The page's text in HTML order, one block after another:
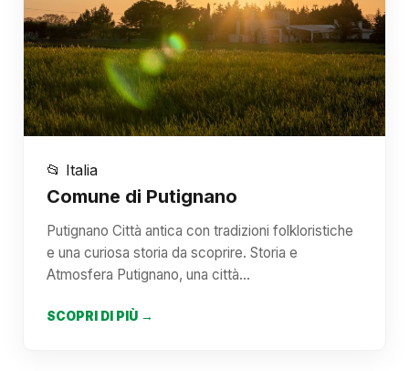
📂 Italia
Comune di Putignano
Putignano Città antica con tradizioni folkloristiche
e una curiosa storia da scoprire. Storia e
Atmosfera Putignano, una città…
SCOPRI DI PIÙ →